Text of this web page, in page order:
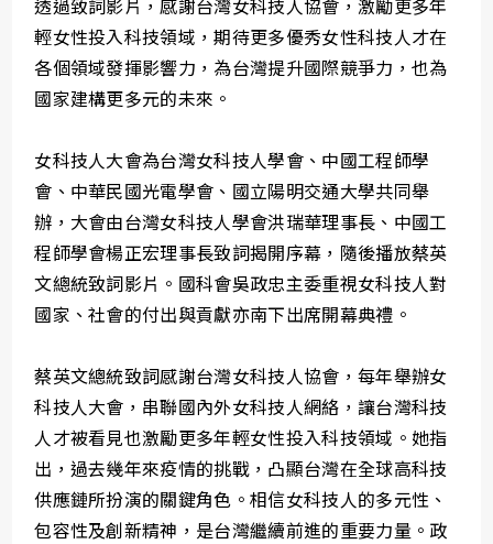
輕女性投入科技領域，期待更多優秀女性科技人才在
各個領域發揮影響力，為台灣提升國際競爭力，也為
國家建構更多元的未來。
女科技人大會為台灣女科技人學會、中國工程師學
會、中華民國光電學會、國立陽明交通大學共同舉
辦，大會由台灣女科技人學會洪瑞華理事長、中國工
程師學會楊正宏理事長致詞揭開序幕，隨後播放蔡英
文總統致詞影片。國科會吳政忠主委重視女科技人對
國家、社會的付出與貢獻亦南下出席開幕典禮。
蔡英文總統致詞感謝台灣女科技人協會，每年舉辦女
科技人大會，串聯國內外女科技人網絡，讓台灣科技
人才被看見也激勵更多年輕女性投入科技領域。她指
出，過去幾年來疫情的挑戰，凸顯台灣在全球高科技
供應鏈所扮演的關鍵角色。相信女科技人的多元性、
包容性及創新精神，是台灣繼續前進的重要力量。政